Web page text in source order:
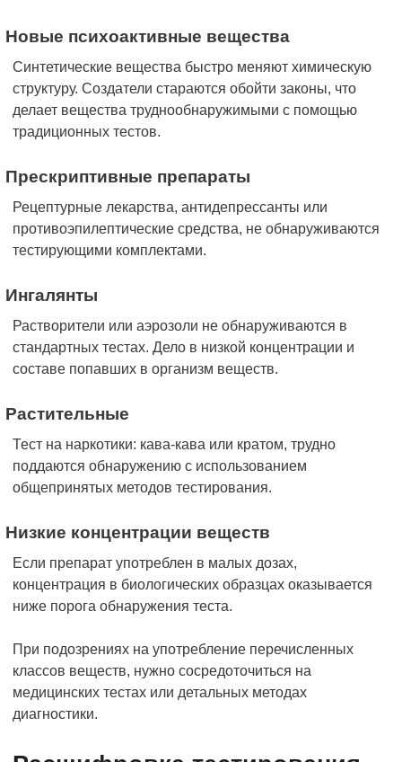
Новые психоактивные вещества
Синтетические вещества быстро меняют химическую
структуру. Создатели стараются обойти законы, что
делает вещества труднообнаружимыми с помощью
традиционных тестов.
Прескриптивные препараты
Рецептурные лекарства, антидепрессанты или
противоэпилептические средства, не обнаруживаются
тестирующими комплектами.
Ингалянты
Растворители или аэрозоли не обнаруживаются в
стандартных тестах. Дело в низкой концентрации и
составе попавших в организм веществ.
Растительные
Тест на наркотики: кава-кава или кратом, трудно
поддаются обнаружению с использованием
общепринятых методов тестирования.
Низкие концентрации веществ
Если препарат употреблен в малых дозах,
концентрация в биологических образцах оказывается
ниже порога обнаружения теста.
При подозрениях на употребление перечисленных
классов веществ, нужно сосредоточиться на
медицинских тестах или детальных методах
диагностики.